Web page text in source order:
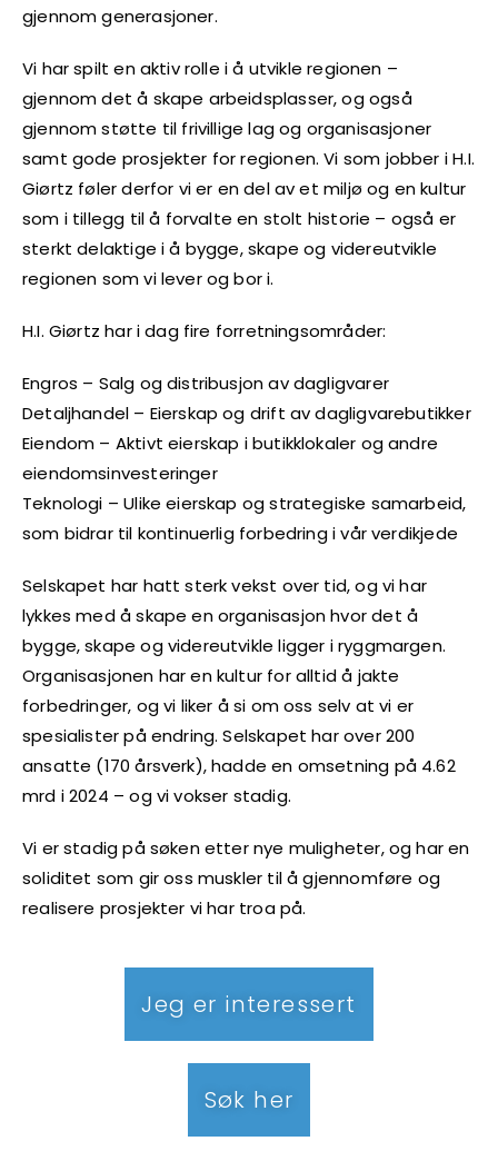
gjennom generasjoner.
Vi har spilt en aktiv rolle i å utvikle regionen –
gjennom det å skape arbeidsplasser, og også
gjennom støtte til frivillige lag og organisasjoner
samt gode prosjekter for regionen. Vi som jobber i H.I.
Giørtz føler derfor vi er en del av et miljø og en kultur
som i tillegg til å forvalte en stolt historie – også er
sterkt delaktige i å bygge, skape og videreutvikle
regionen som vi lever og bor i.
H.I. Giørtz har i dag fire forretningsområder:
Engros – Salg og distribusjon av dagligvarer
Detaljhandel – Eierskap og drift av dagligvarebutikker
Eiendom – Aktivt eierskap i butikklokaler og andre
eiendomsinvesteringer
Teknologi – Ulike eierskap og strategiske samarbeid,
som bidrar til kontinuerlig forbedring i vår verdikjede
Selskapet har hatt sterk vekst over tid, og vi har
lykkes med å skape en organisasjon hvor det å
bygge, skape og videreutvikle ligger i ryggmargen.
Organisasjonen har en kultur for alltid å jakte
forbedringer, og vi liker å si om oss selv at vi er
spesialister på endring. Selskapet har over 200
ansatte (170 årsverk), hadde en omsetning på 4.62
mrd i 2024 – og vi vokser stadig.
Vi er stadig på søken etter nye muligheter, og har en
soliditet som gir oss muskler til å gjennomføre og
realisere prosjekter vi har troa på.
Jeg er interessert
Søk her